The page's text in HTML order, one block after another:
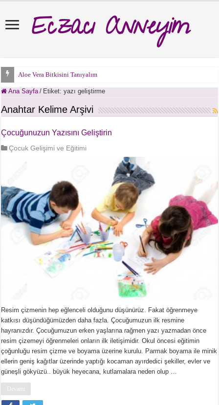
Eczacı Anneyim
Aloe Vera Bitkisini Tanıyalım
Ana Sayfa / Etiket:yazı geliştirme
Anahtar Kelime Arşivi
Çocuğunuzun Yazısını Geliştirin
Çocuk Gelişimi ve Eğitimi
Resim çizmenin hep eğlenceli olduğunu düşünürüz. Fakat öğrenmeye
katkısı düşündüğümüzden daha fazla. Çocuğumuzun ilk resmine
hayranızdır. Çocuğumuzun erken yaşlarına rağmen yazı yazmadan önce
resim çizemeyi öğrenmeleri onların ilk iletişimidir. Okul öncesi eğitimin
çoğunluğu resim çizme ve boyama üzerine kurulu. Parmak boyama ile minik
ellerin geniş kağıtlar üzerinde yaptığı kocaman ayırdedici şekiller, evler ve
güneşli gökyüzü.. büyük heyecana, kutlamalara neden olup …
Devamı